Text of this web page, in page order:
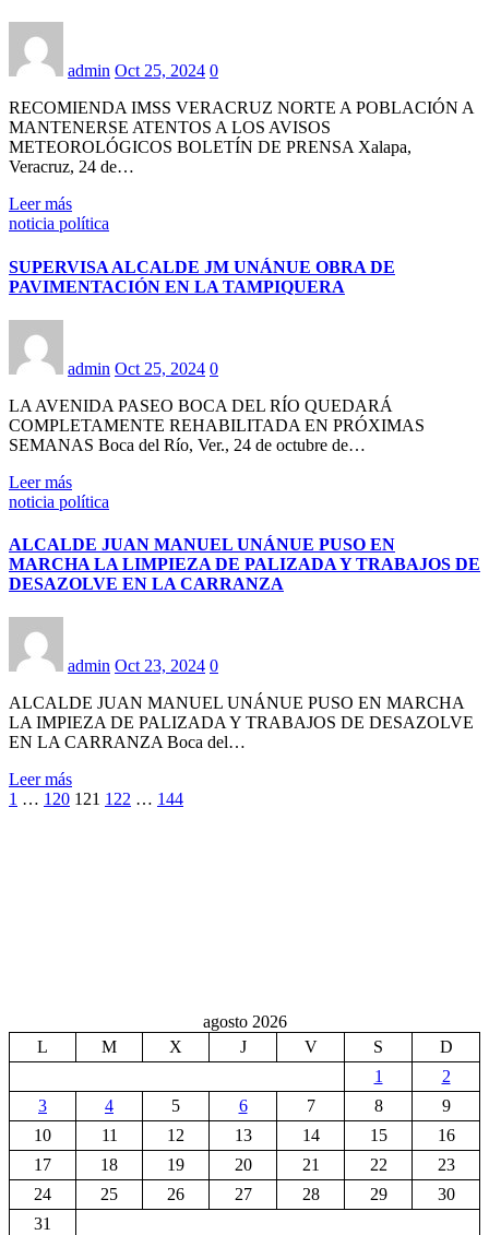
admin Oct 25, 2024 0
RECOMIENDA IMSS VERACRUZ NORTE A POBLACIÓN A
MANTENERSE ATENTOS A LOS AVISOS
METEOROLÓGICOS BOLETÍN DE PRENSA Xalapa,
Veracruz, 24 de…
Leer más
noticia política
SUPERVISA ALCALDE JM UNÁNUE OBRA DE
PAVIMENTACIÓN EN LA TAMPIQUERA
admin Oct 25, 2024 0
LA AVENIDA PASEO BOCA DEL RÍO QUEDARÁ
COMPLETAMENTE REHABILITADA EN PRÓXIMAS
SEMANAS Boca del Río, Ver., 24 de octubre de…
Leer más
noticia política
ALCALDE JUAN MANUEL UNÁNUE PUSO EN
MARCHA LA LIMPIEZA DE PALIZADA Y TRABAJOS DE
DESAZOLVE EN LA CARRANZA
admin Oct 23, 2024 0
ALCALDE JUAN MANUEL UNÁNUE PUSO EN MARCHA
LA IMPIEZA DE PALIZADA Y TRABAJOS DE DESAZOLVE
EN LA CARRANZA Boca del…
Leer más
Paginación
1 … 120 121 122 … 144
agosto 2026
L
M X J V S
D
1
2
3
4 5 6 7 8
9
10
11 12 13 14 15
16
17
18 19 20 21 22
23
24
25 26 27 28 29
30
31